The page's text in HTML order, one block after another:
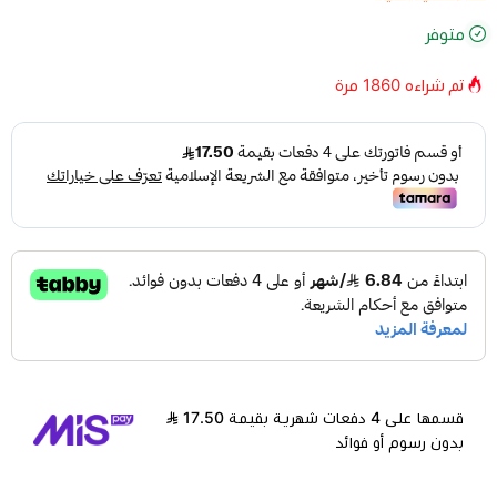
متوفر
تم شراءه 1860 مرة
قسمها على 4 دفعات شهرية بقيمة 17.50
بدون رسوم أو فوائد